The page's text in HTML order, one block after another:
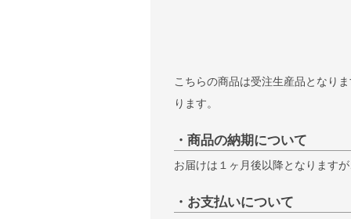
こちらの商品は受注生産品となり
ります。
・商品の納期について
お届けは１ヶ月後以降となります
・お支払いについて